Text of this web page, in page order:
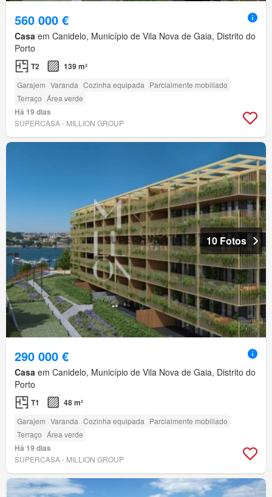
560 000 €
Casa em Canidelo, Município de Vila Nova de Gaia, Distrito do
Porto
T2 139 m²
Garajem Varanda Cozinha equipada Parcialmente mobiliado
Terraço Área verde
Há 19 dias
SUPERCASA - MILLION GROUP
10 Fotos
290 000 €
Casa em Canidelo, Município de Vila Nova de Gaia, Distrito do
Porto
T1 48 m²
Garajem Varanda Cozinha equipada Parcialmente mobiliado
Terraço Área verde
Há 19 dias
SUPERCASA - MILLION GROUP